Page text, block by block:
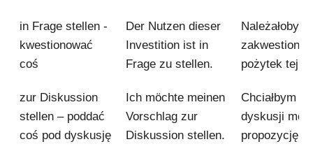
in Frage stellen -
kwestionować
coś
Der Nutzen dieser
Investition ist in
Frage zu stellen.
Należałoby
pożytek tej
zur Diskussion
stellen – poddać
coś pod dyskusję
Ich möchte meinen
Vorschlag zur
Diskussion stellen.
Chciałbym
dyskusji moją
propozycję.